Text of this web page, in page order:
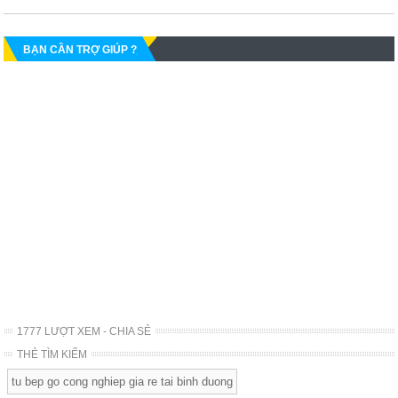
BẠN CẦN TRỢ GIÚP ?
1777 LƯỢT XEM - CHIA SẺ
THẺ TÌM KIẾM
tu bep go cong nghiep gia re tai binh duong